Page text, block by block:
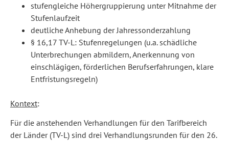
stufengleiche Höhergruppierung unter Mitnahme der
Stufenlaufzeit
deutliche Anhebung der Jahressonderzahlung
§ 16,17 TV-L: Stufenregelungen (u.a. schädliche
Unterbrechungen abmildern, Anerkennung von
einschlägigen, förderlichen Berufserfahrungen, klare
Entfristungsregeln)
Kontext:
Für die anstehenden Verhandlungen für den Tarifbereich
der Länder (TV-L) sind drei Verhandlungsrunden für den 26.